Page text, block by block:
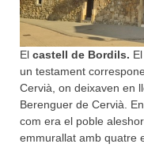
El castell de Bordils.
un testament
Cervià, on deixaven en
Berenguer de Cervià.
com era el poble
emmurallat amb quatre